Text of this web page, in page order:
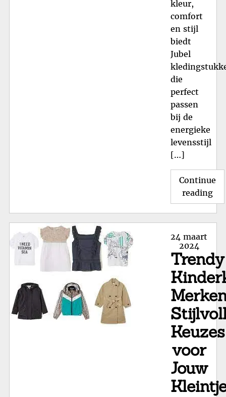
kleur,
comfort
en stijl
biedt
Jubel
die
perfect
passen
bij de
energieke
levensstijl
[…]
Continue
reading
de
Posted
on
24 maart
2024
Trendy
Keuzes
voor
Jouw